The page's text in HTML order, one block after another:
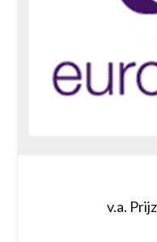
v.a.